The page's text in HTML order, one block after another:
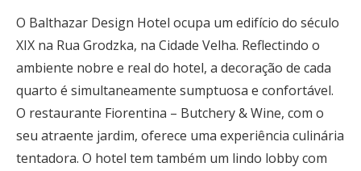
O Balthazar Design Hotel ocupa um edifício do século
XIX na Rua Grodzka, na Cidade Velha. Reflectindo o
ambiente nobre e real do hotel, a decoração de cada
quarto é simultaneamente sumptuosa e confortável.
O restaurante Fiorentina – Butchery & Wine, com o
seu atraente jardim, oferece uma experiência culinária
tentadora. O hotel tem também um lindo lobby com